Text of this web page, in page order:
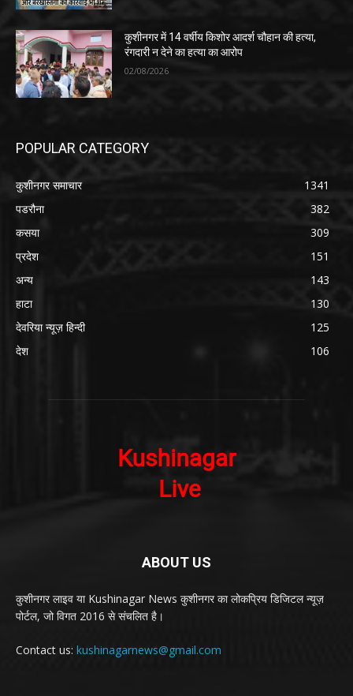
कुशीनगर में 14 वर्षीय किशोर आदर्श चौहान की हत्या,
रंगदारी न देने का हत्या का आरोप
02/08/2026
POPULAR CATEGORY
कुशीनगर समाचार
1341
पडरौना
382
कसया
309
प्रदेश
151
अन्य
143
हाटा
130
देवरिया न्यूज़ हिन्दी
125
देश
106
ABOUT US
कुशीनगर लाइव या Kushinagar News कुशीनगर का लोकप्रिय डिजिटल न्यूज़
पोर्टल, जो विगत 2016 से संचलित है।
Contact us: kushinagarnews@gmail.com